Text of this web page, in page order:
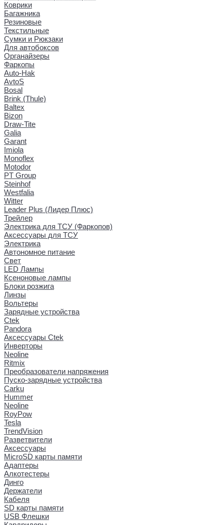
Коврики
Багажника
Резиновые
Текстильные
Сумки и Рюкзаки
Для автобоксов
Органайзеры
Фаркопы
Auto-Hak
AvtoS
Bosal
Brink (Thule)
Baltex
Bizon
Draw-Tite
Galia
Garant
Imiola
Monoflex
Motodor
PT Group
Steinhof
Westfalia
Witter
Leader Plus (Лидер Плюс)
Трейлер
Электрика для ТСУ (Фаркопов)
Аксессуары для ТСУ
Электрика
Автономное питание
Свет
LED Лампы
Ксеноновые лампы
Блоки розжига
Линзы
Вольтеры
Зарядные устройства
Ctek
Pandora
Аксессуары Ctek
Инверторы
Neoline
Ritmix
Преобразователи напряжения
Пуско-зарядные устройства
Carku
Hummer
Neoline
RoyPow
Tesla
TrendVision
Разветвители
Аксессуары
MicroSD карты памяти
Адаптеры
Алкотестеры
Динго
Держатели
Кабеля
SD карты памяти
USB Флешки